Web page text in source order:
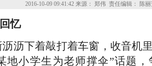
2016-10-09 09:41:42 来源： 郑伟 责任编辑： 陈
忆
沥下着敲打着车窗，收音机
地小学生为老师撑伞”话题